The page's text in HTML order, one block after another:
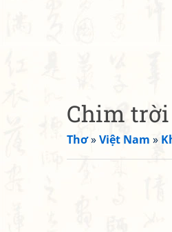
Chim
Thơ»Việt Nam »